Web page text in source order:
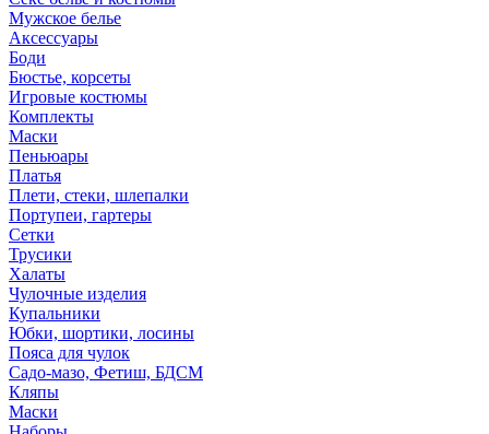
Мужское белье
Аксессуары
Боди
Бюстье, корсеты
Игровые костюмы
Комплекты
Маски
Пеньюары
Платья
Плети, стеки, шлепалки
Портупеи, гартеры
Сетки
Трусики
Халаты
Чулочные изделия
Купальники
Юбки, шортики, лосины
Пояса для чулок
Садо-мазо, Фетиш, БДСМ
Кляпы
Маски